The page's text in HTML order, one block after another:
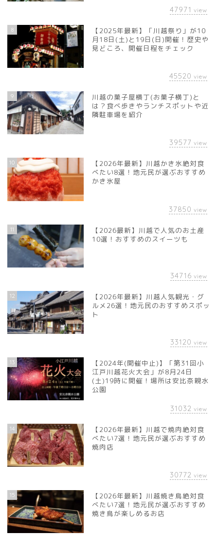
47971 view
8
【2025年最新】「川越祭り」が10
月18日(土)と19日(日)開催！歴史や
見どころ、開催日程をチェック
45520 view
9
川越の菓子屋横丁(お菓子横丁)と
は？食べ歩きやランチスポットや近
隣駐車場を紹介
39577 view
10
【2026年最新】川越かき氷絶対食
べたい8選！地元民が選ぶおすすめ
かき氷屋
37850 view
11
【2026最新】川越で人気のお土産
10選！おすすめのスイーツも
34716 view
12
【2026年最新】川越人気観光・グ
ルメ26選！地元民のおすすめスポッ
ト
33120 view
13
【2024年(開催中止)】「第31回小
江戸川越花火大会」が8月24日
(土)19時に開催！場所は安比奈親水
公園
31032 view
14
【2026年最新】川越で焼肉絶対食
べたい7選！地元民が選ぶおすすめ
焼肉店
30772 view
15
【2026年最新】川越焼き鳥絶対食
べたい7選！地元民が選ぶおすすめ
焼き鳥が楽しめるお店